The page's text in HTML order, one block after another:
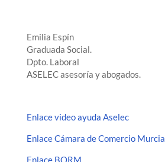
Emilia Espín
Graduada Social.
Dpto. Laboral
ASELEC asesoría y abogados.
Enlace video ayuda Aselec
Enlace Cámara de Comercio Murcia
Enlace BORM